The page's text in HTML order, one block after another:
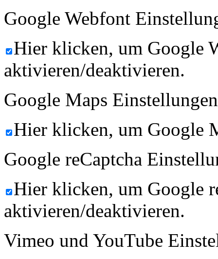
Google Webfont
Hier klicken, um Google
aktivieren/deaktivieren.
Google Maps
Hier klicken, um Google
Google reCaptcha
Hier klicken, um Google
aktivieren/deaktivieren.
Vimeo und YouTube